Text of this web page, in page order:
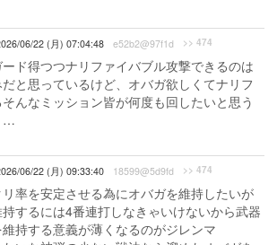
06/22 (月) 07:04:48 e52b2@97f1d >> 474
ド得つつナリファイバブル攻撃できるのは
と思っているけど、オバガ欲しくてナリフ
そんなミッション皆が何度も回したいと思う
…
06/22 (月) 09:33:40 18599@5d9fd >> 474
率を安定させる為にオバガを維持したいが
するには4番連打しなきゃいけないから武器
持する意義が薄くなるのがジレンマ